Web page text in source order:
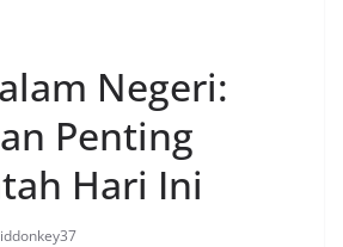
Negeri:
Penting
Hari Ini